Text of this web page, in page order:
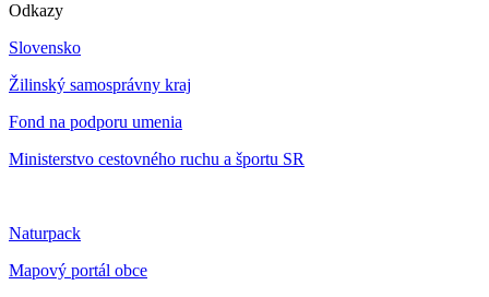
Odkazy
Slovensko
Žilinský samosprávny kraj
Fond na podporu umenia
Ministerstvo cestovného ruchu a športu SR
Naturpack
Mapový portál obce